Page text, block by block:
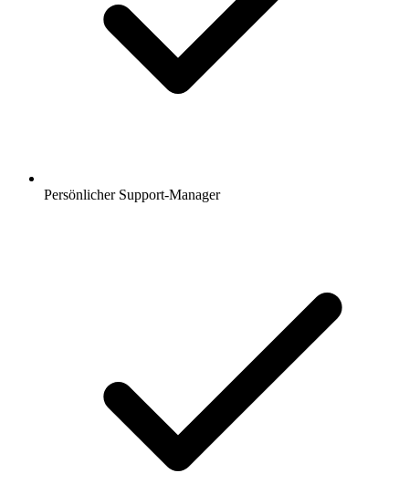
Persönlicher Support-Manager